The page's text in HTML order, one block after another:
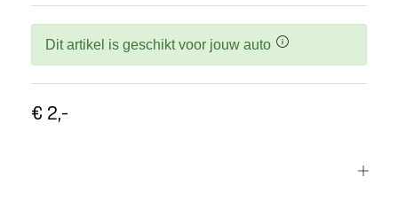
Acties
Porsche finder
Dit artikel is geschikt voor jouw auto
€ 2,-